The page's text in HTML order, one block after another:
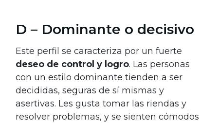
D – Dominante o decisivo
Este perfil se caracteriza por un fuerte
deseo de control y logro. Las personas
con un estilo dominante tienden a ser
decididas, seguras de sí mismas y
asertivas. Les gusta tomar las riendas y
resolver problemas, y se sienten cómodos